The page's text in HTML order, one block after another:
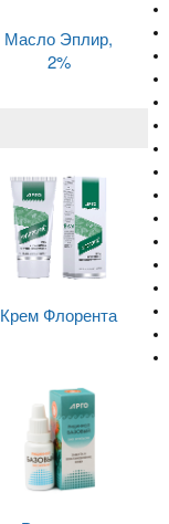
Масло Эплир,
2%
Крем Флорента